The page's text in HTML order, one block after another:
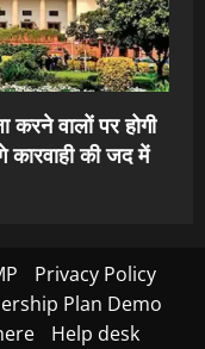
वालों पर होगी
कारवाही की जद में
Privacy Policy
Plan Demo
Help desk